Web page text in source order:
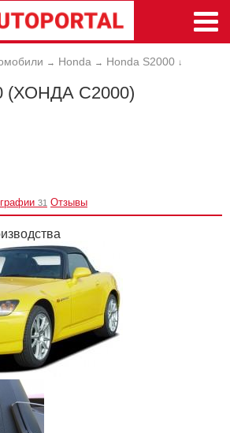
→ Honda → Honda S2000 ↓
(ХОНДА С2000)
31 Отзывы